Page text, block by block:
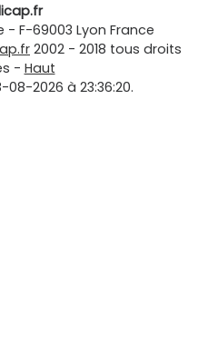
- F-69003 Lyon France
2002 - 2018 tous droits
- Haut
2026 à 23:36:20.